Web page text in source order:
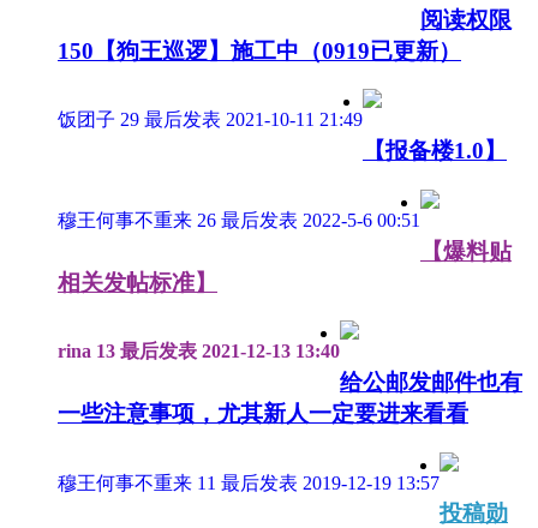
阅读权限
150 【狗王巡逻】施工中（0919已更新）
饭团子 29 最后发表 2021-10-11 21:49
【报备楼1.0】
穆王何事不重来 26 最后发表 2022-5-6 00:51
【爆料贴
相关发帖标准】
rina 13 最后发表 2021-12-13 13:40
给公邮发邮件也有
一些注意事项，尤其新人一定要进来看看
穆王何事不重来 11 最后发表 2019-12-19 13:57
投稿勋